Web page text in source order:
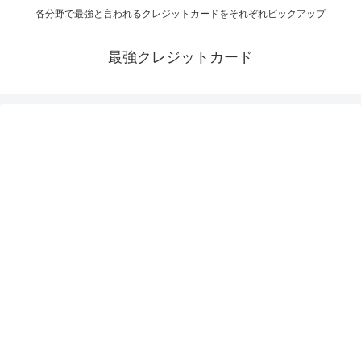
各分野で最強と言われるクレジットカードをそれぞれピックアップ
最強クレジットカード